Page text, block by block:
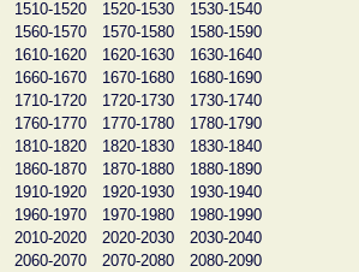
1510-1520 1520-1530
1530-1540
1560-1570 1570-1580
1580-1590
1610-1620 1620-1630
1630-1640
1660-1670 1670-1680
1680-1690
1710-1720 1720-1730
1730-1740
1760-1770 1770-1780
1780-1790
1810-1820 1820-1830
1830-1840
1860-1870 1870-1880
1880-1890
1910-1920 1920-1930
1930-1940
1960-1970 1970-1980
1980-1990
2010-2020 2020-2030
2030-2040
2060-2070 2070-2080
2080-2090